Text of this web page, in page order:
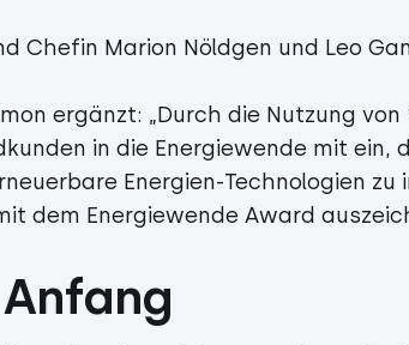
Chefin Marion Nöldgen und Leo
ergänzt: „Durch die Nutzung
in die Energiewende mit ein,
Energien-Technologien zu
dem Energiewende Award